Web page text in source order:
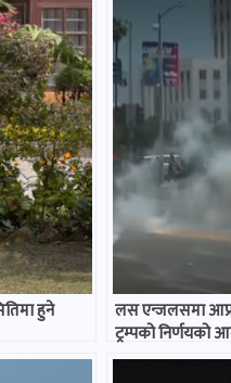
हुने
लस एन्जलसमा
ट्रम्पको निर्णयको